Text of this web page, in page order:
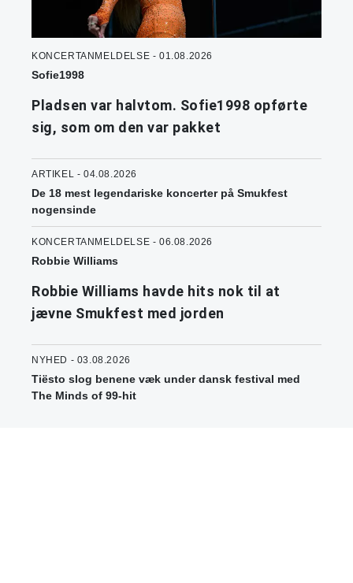
KONCERTANMELDELSE - 01.08.2026
Sofie1998
Pladsen var halvtom. Sofie1998 opførte
sig, som om den var pakket
ARTIKEL - 04.08.2026
De 18 mest legendariske koncerter på Smukfest
nogensinde
KONCERTANMELDELSE - 06.08.2026
Robbie Williams
Robbie Williams havde hits nok til at
jævne Smukfest med jorden
NYHED - 03.08.2026
Tiësto slog benene væk under dansk festival med
The Minds of 99-hit